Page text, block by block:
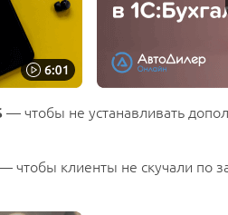
— чтобы не устанавливать
чтобы клиенты не скучали по